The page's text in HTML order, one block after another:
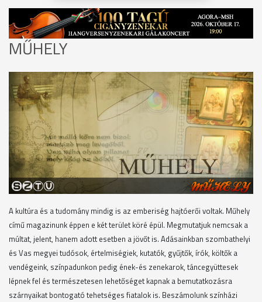
MŰHELY
A kultúra és a tudomány mindig is az emberiség hajtóerői voltak. Műhely
című magazinunk éppen e két terület köré épül. Megmutatjuk nemcsak a
múltat, jelent, hanem adott esetben a jövőt is. Adásainkban szombathelyi
és Vas megyei tudósok, értelmiségiek, kutatók, gyűjtők, írók, költők a
vendégeink, színpadunkon pedig ének-és zenekarok, táncegyüttesek
lépnek fel és természetesen lehetőséget kapnak a bemutatkozásra
szárnyaikat bontogató tehetséges fiatalok is. Beszámolunk színházi